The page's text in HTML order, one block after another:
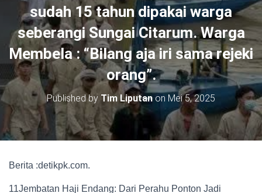
sudah 15 tahun dipakai warga
seberangi Sungai Citarum. Warga
Membela : “Bilang aja iri sama rejeki
orang”.
Published by Tim Liputan on Mei 5, 2025
Berita :detikpk.com.
11Jembatan Haji Endang: Dari Perahu Ponton Jadi